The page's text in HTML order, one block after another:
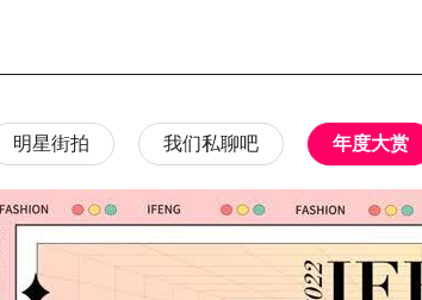
明星街拍 我们私聊吧 年度大赏
第一期